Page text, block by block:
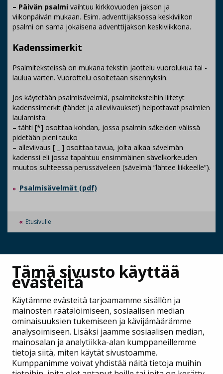
Tämä sivusto käyttää
evästeitä
Käytämme evästeitä tarjoamamme sisällön ja
mainosten räätälöimiseen, sosiaalisen median
ominaisuuksien tukemiseen ja kävijämäärämme
analysoimiseen. Lisäksi jaamme sosiaalisen median,
mainosalan ja analytiikka-alan kumppaneillemme
tietoja siitä, miten käytät sivustoamme.
Kumppanimme voivat yhdistää näitä tietoja muihin
– Päivän psalmi vaihtuu kirkkovuoden jakson ja
viikonpäivän mukaan. Esim. adventtijaksossa keskiviikon
psalmi on sama jokaisena adventtijakson keskiviikkona.
Kadenssimerkit
Psalmiteksteissä on mukana tekstin jaottelu vuorolukua tai -
laulua varten. Vuorottelu osoitetaan sisennyksin.
Jos käytetään psalmisävelmiä, psalmiteksteihin liitetyt
kadenssimerkit (tähdet ja alleviivaukset) helpottavat psalmien
laulamista:
– tähti [*] osoittaa kohdan, jossa psalmin säkeiden välissä
pidetään pieni tauko
– alleviivaus [ _ ] osoittaa tavua, jolta alkaa sävelmän
kadenssi eli jossa tapahtuu ensimmäinen sävelkorkeuden
muutos suhteessa perussäveleen (sävelmä ”lähtee liikkeelle”).
Psalmisävelmät (pdf)
Etusivulle